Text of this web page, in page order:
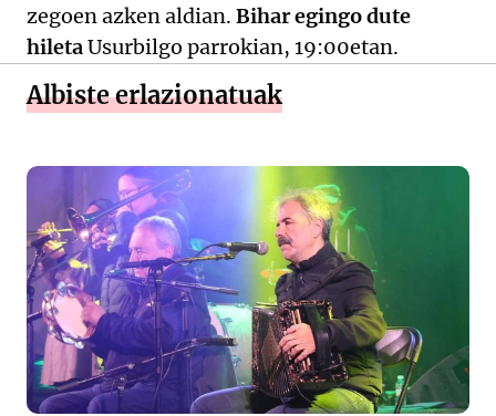
zegoen azken aldian. Bihar egingo dute
hiletaUsurbilgo parrokian, 19:00etan.
Albiste erlazionatuak